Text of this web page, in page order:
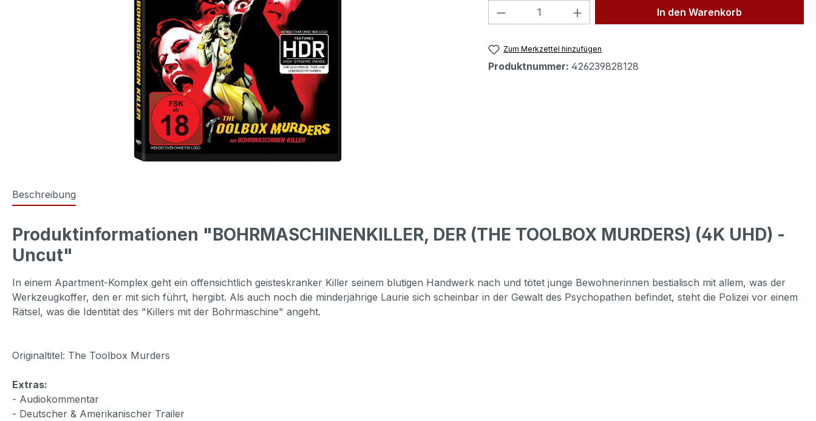
Produkt Anzahl: Gib den gewünschten Wert
In den Warenkorb
Zum Merkzettel hinzufügen
Produktnummer: 426239828128
Beschreibung
Produktinformationen "BOHRMASCHINENKILLER, DER (THE TOOLBOX MURDERS) (4K UHD) -
Uncut"
In einem Apartment-Komplex geht ein offensichtlich geisteskranker Killer seinem blutigen Handwerk nach und tötet junge Bewohnerinnen bestialisch mit allem, was der
Werkzeugkoffer, den er mit sich führt, hergibt. Als auch noch die minderjährige Laurie sich scheinbar in der Gewalt des Psychopathen befindet, steht die Polizei vor einem
Rätsel, was die Identität des "Killers mit der Bohrmaschine" angeht.
Originaltitel: The Toolbox Murders
Extras:
- Audiokommentar
- Deutscher & Amerikanischer Trailer